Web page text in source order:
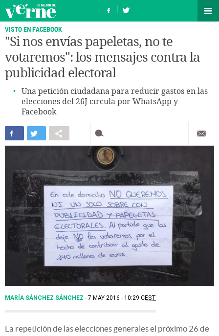
VISTO EN FACEBOOK
"Si nos envías papeletas, no te
votaremos": los mensajes contra la
publicidad electoral
Una petición ciudadana para reducir gastos en las
elecciones del 26J circula por WhatsApp y
Facebook
MARÍA SÁNCHEZ SÁNCHEZ 7 MAY 2016 - 10:29 CEST
La repetición de las elecciones generales el próximo 26 de